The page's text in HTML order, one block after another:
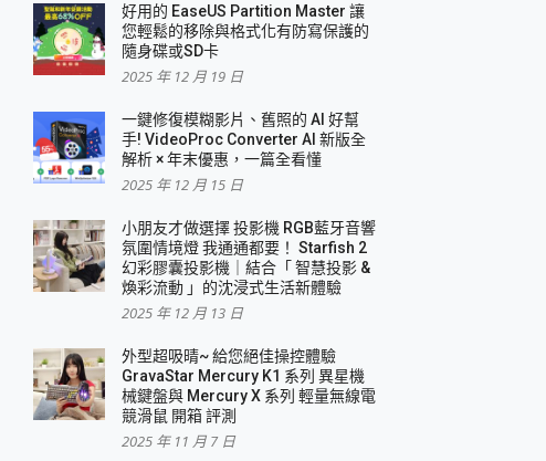
好用的 EaseUS Partition Master 讓
您輕鬆的移除與格式化有防寫保護的
隨身碟或SD卡
2025 年 12 月 19 日
一鍵修復模糊影片、舊照的 AI 好幫
手! VideoProc Converter AI 新版全
解析 × 年末優惠，一篇全看懂
2025 年 12 月 15 日
小朋友才做選擇 投影機 RGB藍牙音響
氛圍情境燈 我通通都要！ Starfish 2
幻彩膠囊投影機｜結合「 智慧投影 &
煥彩流動 」的沈浸式生活新體驗
2025 年 12 月 13 日
外型超吸晴~ 給您絕佳操控體驗
GravaStar Mercury K1 系列 異星機
械鍵盤與 Mercury X 系列 輕量無線電
競滑鼠 開箱 評測
2025 年 11 月 7 日